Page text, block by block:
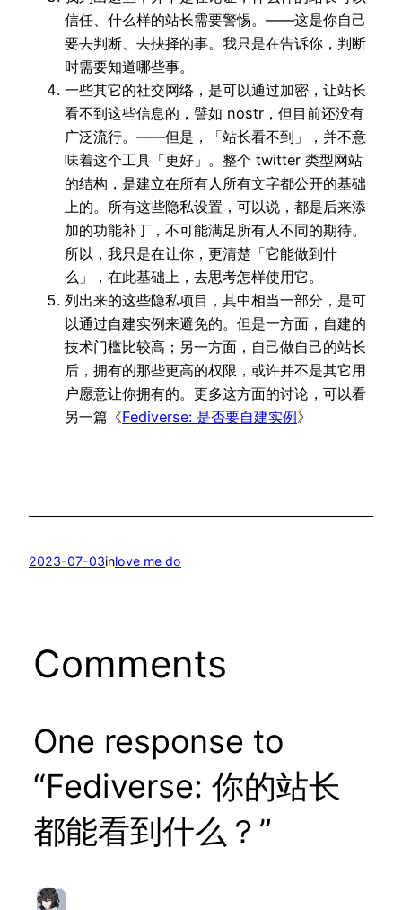
信任、什么样的站长需要警惕。——这是你自己
要去判断、去抉择的事。我只是在告诉你，判断
时需要知道哪些事。
一些其它的社交网络，是可以通过加密，让站长
看不到这些信息的，譬如 nostr，但目前还没有
广泛流行。——但是，「站长看不到」，并不意
味着这个工具「更好」。整个 twitter 类型网站
的结构，是建立在所有人所有文字都公开的基础
上的。所有这些隐私设置，可以说，都是后来添
加的功能补丁，不可能满足所有人不同的期待。
所以，我只是在让你，更清楚「它能做到什
么」，在此基础上，去思考怎样使用它。
列出来的这些隐私项目，其中相当一部分，是可
以通过自建实例来避免的。但是一方面，自建的
技术门槛比较高；另一方面，自己做自己的站长
后，拥有的那些更高的权限，或许并不是其它用
户愿意让你拥有的。更多这方面的讨论，可以看
另一篇《Fediverse: 是否要自建实例》
2023-07-03inlove me do
Comments
One response to
“Fediverse: 你的站长
都能看到什么？”